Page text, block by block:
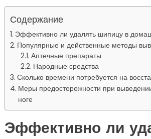
Содержание
Эффективно ли удалять шипицу в
Популярные и действенные методы
Аптечные препараты
Народные средства
Сколько времени потребуется на
Меры предосторожности при
ноге
Эффективно ли